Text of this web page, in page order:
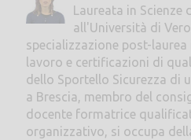
Laureata in Scienze
all'Università di
specializzazione post-laurea
lavoro e certificazioni di
dello Sportello Sicurezza di
a Brescia, membro del
docente formatrice
organizzativo, si occupa